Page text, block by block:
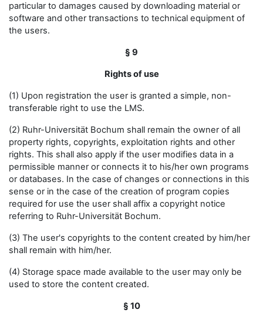
particular to damages caused by downloading material or
software and other transactions to technical equipment of
the users.
§ 9
Rights of use
(1) Upon registration the user is granted a simple, non-
transferable right to use the LMS.
(2) Ruhr-Universität Bochum shall remain the owner of all
property rights, copyrights, exploitation rights and other
rights. This shall also apply if the user modifies data in a
permissible manner or connects it to his/her own programs
or databases. In the case of changes or connections in this
sense or in the case of the creation of program copies
required for use the user shall affix a copyright notice
referring to Ruhr-Universität Bochum.
(3) The user's copyrights to the content created by him/her
shall remain with him/her.
(4) Storage space made available to the user may only be
used to store the content created.
§ 10